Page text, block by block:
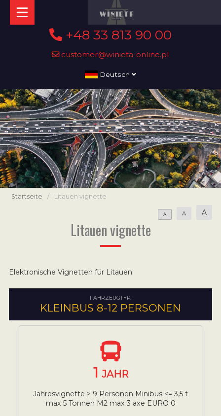
+48 33 813 90 00
customer@winieta-online.pl
Deutsch
Startseite / Litauen vignette
A A A
Litauen vignette
Elektronische Vignetten für Litauen:
FAHRZEUGTYP:
KLEINBUS 8-12 PERSONEN
1 JAHR
Jahresvignette > 9 Personen Minibus <= 3,5 t
max 5 Tonnen M2 max 3 axe EURO 0